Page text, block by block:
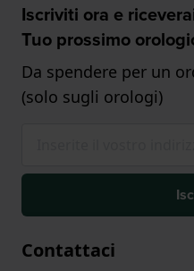
Iscriviti ora e
Tuo prossimo
Da spendere per un
(solo sugli orologi)
Contattaci